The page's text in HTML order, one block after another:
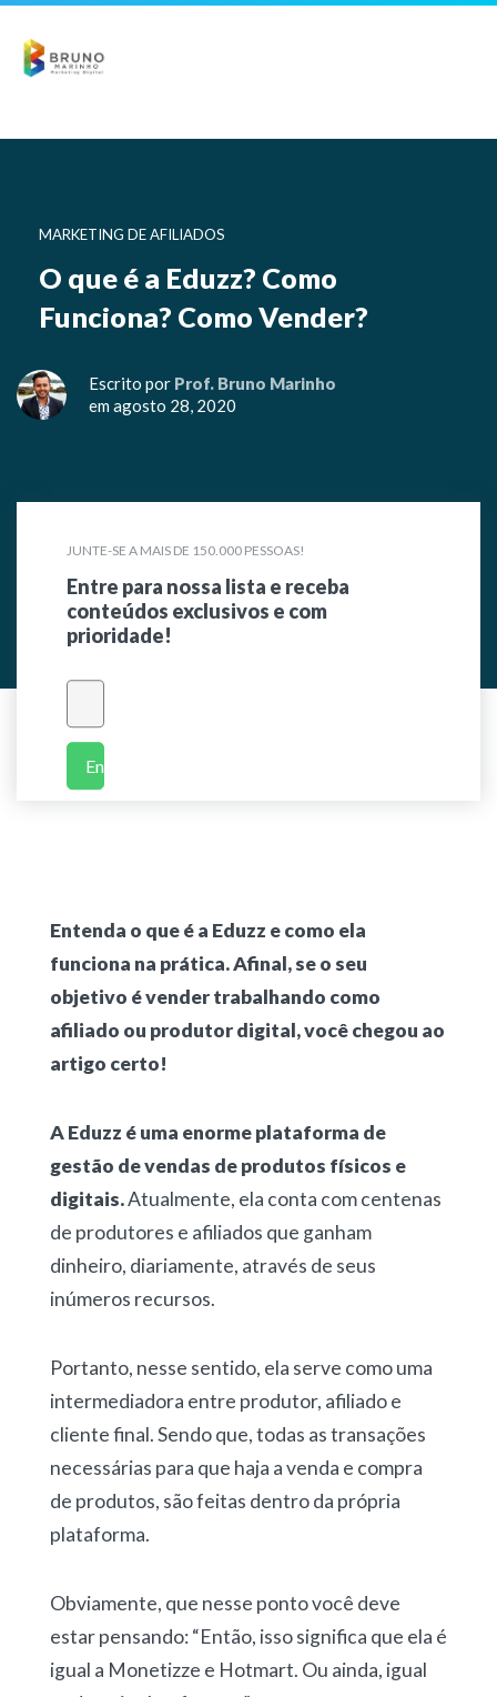
MARKETING DE AFILIADOS
O que é a Eduzz? Como
Funciona? Como Vender?
Escrito por Prof. Bruno Marinho
em agosto 28, 2020
JUNTE-SE A MAIS DE 150.000 PESSOAS!
Entre para nossa lista e receba
conteúdos exclusivos e com
prioridade!
Enviar
Entenda o que é a Eduzz e como ela
funciona na prática. Afinal, se o seu
objetivo é vender trabalhando como
afiliado ou produtor digital, você chegou ao
artigo certo!
A Eduzz é uma enorme plataforma de
gestão de vendas de produtos físicos e
digitais.Atualmente, ela conta com centenas
de produtores e afiliados que ganham
dinheiro, diariamente, através de seus
inúmeros recursos.
Portanto, nesse sentido, ela serve como uma
intermediadora entre produtor, afiliado e
cliente final. Sendo que, todas as transações
necessárias para que haja a venda e compra
de produtos, são feitas dentro da própria
plataforma.
Obviamente, que nesse ponto você deve
estar pensando: “Então, isso significa que ela é
igual a Monetizze e Hotmart. Ou ainda, igual